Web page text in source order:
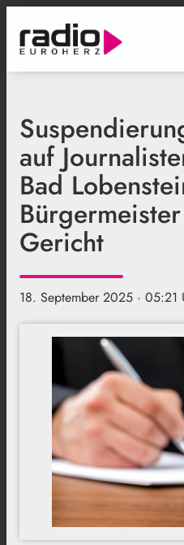
auf
Bad
Gericht
18. September 2025 · 05:21